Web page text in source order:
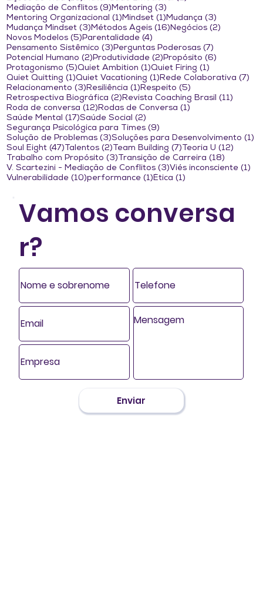
Mediação de Conflitos (9)9 posts
Mentoring (3)
Mentoring Organizacional (1)1 post
Mindset (1)1 post
Mudança (3)
Mudança Mindset (3)3 posts
Métodos Ágeis (16)16 posts
Negócios (2)
Novos Modelos (5)5 posts
Parentalidade (4)
Pensamento Sistêmico (3)3 posts
Perguntas Poderosas (7)
Potencial Humano (2)2 posts
Produtividade (2)2 posts
Propósito (6)
Protagonismo (5)5 posts
Quiet Ambition (1)1 post
Quiet Firing (1)
Quiet Quitting (1)1 post
Quiet Vacationing (1)1 post
Rede Colaborativa (7)
Relacionamento (3)3 posts
Resiliência (1)1 post
Respeito (5)
Retrospectiva Biográfica (2)2 posts
Revista Coaching Brasil (11)
Roda de conversa (12)12 posts
Rodas de Conversa (1)
Saúde Mental (17)17 posts
Saúde Social (2)
Segurança Psicológica para Times (9)
Solução de Problemas (3)3 posts
Soluções para Desenvolvimento (1)
Soul Eight (47) 47 posts
Talentos (2) 2 posts
Team Building (7) 7 posts
Teoria U (12)
Trabalho com Propósito (3) 3 posts
Transição de Carreira (18)
V. Scartezini - Mediação de Conflitos (3)3 posts
Viés inconsciente (1)
Vulnerabilidade (10)10 posts
performance (1)1 post
Ética (1)
Vamos conversa
r?
Enviar